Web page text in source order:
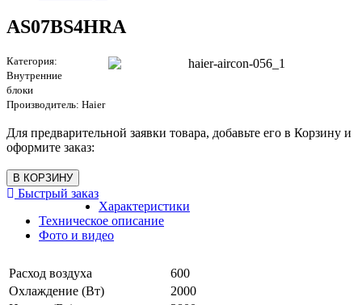
AS07BS4HRA
Категория:
Внутренние
блоки
Производитель: Haier
Для предварительной заявки товара, добавьте его в Корзину и
оформите заказ:
Быстрый заказ
Характеристики
Техническое описание
Фото и видео
Расход воздуха
600
Охлаждение (Вт)
2000